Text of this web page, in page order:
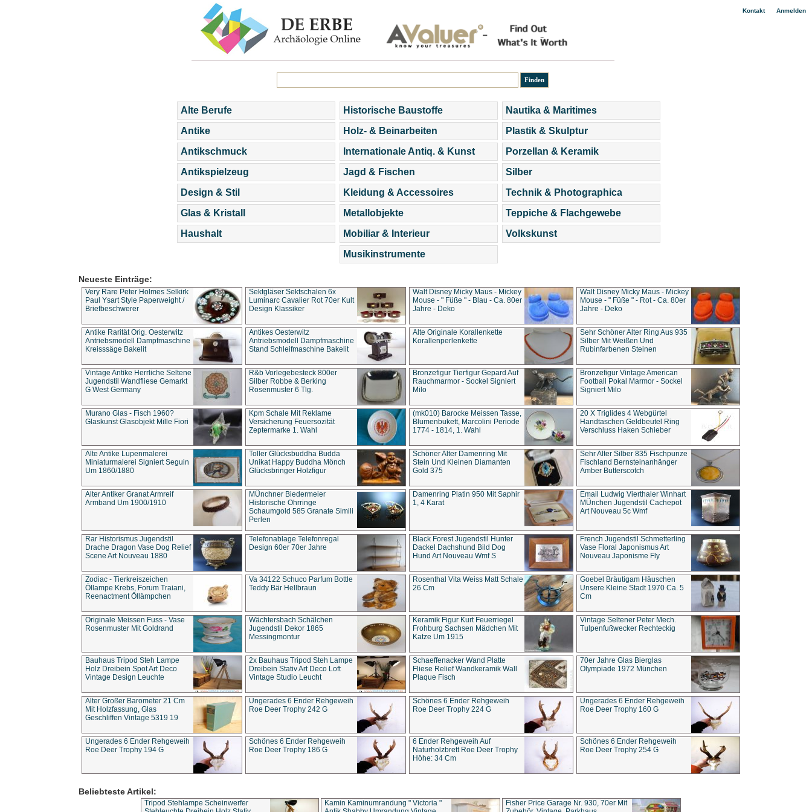
Kontakt| Anmelden
Alte Berufe
Antike
Antikschmuck
Antikspielzeug
Design & Stil
Glas & Kristall
Haushalt
Historische Baustoffe
Holz- & Beinarbeiten
Internationale Antiq. & Kunst
Jagd & Fischen
Kleidung & Accessoires
Metallobjekte
Mobiliar & Interieur
Musikinstrumente
Nautika & Maritimes
Plastik & Skulptur
Porzellan & Keramik
Silber
Technik & Photographica
Teppiche & Flachgewebe
Volkskunst
Neueste Einträge:
Very Rare Peter Holmes Selkirk
Paul Ysart Style Paperweight /
Briefbeschwerer
Sektgläser Sektschalen 6x
Luminarc Cavalier Rot 70er Kult
Design Klassiker
Walt Disney Micky Maus - Mickey
Mouse - " Füße " - Blau - Ca. 80er
Jahre - Deko
Walt Disney Micky Maus - Mickey
Mouse - " Füße " - Rot - Ca. 80er
Jahre - Deko
Antike Rarität Orig. Oesterwitz
Antriebsmodell Dampfmaschine
Kreisssäge Bakelit
Antikes Oesterwitz
Antriebsmodell Dampfmaschine
Stand Schleifmaschine Bakelit
Alte Originale Korallenkette
Korallenperlenkette
Sehr Schöner Alter Ring Aus 935
Silber Mit Weißen Und
Rubinfarbenen Steinen
Vintage Antike Herrliche Seltene
Jugendstil Wandfliese Gemarkt
G West Germany
R&b Vorlegebesteck 800er
Silber Robbe & Berking
Rosenmuster 6 Tlg.
Bronzefigur Tierfigur Gepard Auf
Rauchmarmor - Sockel Signiert
Milo
Bronzefigur Vintage American
Football Pokal Marmor - Sockel
Signiert Milo
Murano Glas - Fisch 1960?
Glaskunst Glasobjekt Mille Fiori
Kpm Schale Mit Reklame
Versicherung Feuersozität
Zeptermarke 1. Wahl
(mk010) Barocke Meissen Tasse,
Blumenbukett, Marcolini Periode
1774 - 1814, 1. Wahl
20 X Triglides 4 Webgürtel
Handtaschen Geldbeutel Ring
Verschluss Haken Schieber
Alte Antike Lupenmalerei
Miniaturmalerei Signiert Seguin
Um 1860/1880
Toller Glücksbuddha Budda
Unikat Happy Buddha Mönch
Glücksbringer Holzfigur
Schöner Alter Damenring Mit
Stein Und Kleinen Diamanten
Gold 375
Sehr Alter Silber 835 Fischpunze
Fischland Bernsteinanhänger
Amber Butterscotch
Alter Antiker Granat Armreif
Armband Um 1900/1910
MÜnchner Biedermeier
Historische Ohrringe
Schaumgold 585 Granate Simili
Perlen
Damenring Platin 950 Mit Saphir
1, 4 Karat
Email Ludwig Vierthaler Winhart
MÜnchen Jugendstil Cachepot
Art Nouveau 5c Wmf
Rar Historismus Jugendstil
Drache Dragon Vase Dog Relief
Scene Art Nouveau 1880
Telefonablage Telefonregal
Design 60er 70er Jahre
Black Forest Jugendstil Hunter
Dackel Dachshund Bild Dog
Hund Art Nouveau Wmf S
French Jugendstil Schmetterling
Vase Floral Japonismus Art
Nouveau Japonisme Fly
Zodiac - Tierkreiszeichen
Öllampe Krebs, Forum Traiani,
Reenactment Öllämpchen
Va 34122 Schuco Parfum Bottle
Teddy Bär Hellbraun
Rosenthal Vita Weiss Matt Schale
26 Cm
Goebel Bräutigam Häuschen
Unsere Kleine Stadt 1970 Ca. 5
Cm
Originale Meissen Fuss - Vase
Rosenmuster Mit Goldrand
Wächtersbach Schälchen
Jugendstil Dekor 1865
Messingmontur
Keramik Figur Kurt Feuerriegel
Frohburg Sachsen Mädchen Mit
Katze Um 1915
Vintage Seltener Peter Mech.
Tulpenfußwecker Rechteckig
Bauhaus Tripod Steh Lampe
Holz Dreibein Spot Art Deco
Vintage Design Leuchte
2x Bauhaus Tripod Steh Lampe
Dreibein Stativ Art Deco Loft
Vintage Studio Leucht
Schaeffenacker Wand Platte
Fliese Relief Wandkeramik Wall
Plaque Fisch
70er Jahre Glas Bierglas
Olympiade 1972 München
Alter Großer Barometer 21 Cm
Mit Holzfassung, Glas
Geschliffen Vintage 5319 19
Ungerades 6 Ender Rehgeweih
Roe Deer Trophy 242 G
Schönes 6 Ender Rehgeweih
Roe Deer Trophy 224 G
Ungerades 6 Ender Rehgeweih
Roe Deer Trophy 160 G
Ungerades 6 Ender Rehgeweih
Roe Deer Trophy 194 G
Schönes 6 Ender Rehgeweih
Roe Deer Trophy 186 G
6 Ender Rehgeweih Auf
Naturholzbrett Roe Deer Trophy
Höhe: 34 Cm
Schönes 6 Ender Rehgeweih
Roe Deer Trophy 254 G
Beliebteste Artikel:
Tripod Stehlampe Scheinwerfer
Kamin Kaminumrandung " Victoria "
Fisher Price Garage Nr. 930, 70er Mit